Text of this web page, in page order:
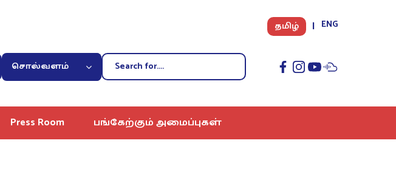
தமிழ் ENG
சொல்வளம்
Press Room பங்கேற்கும் அமைப்புகள்